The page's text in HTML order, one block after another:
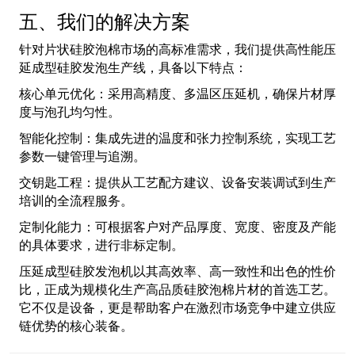
五、我们的解决方案
针对片状硅胶泡棉市场的高标准需求，我们提供高性能压
延成型硅胶发泡生产线，具备以下特点：
核心单元优化：采用高精度、多温区压延机，确保片材厚
度与泡孔均匀性。
智能化控制：集成先进的温度和张力控制系统，实现工艺
参数一键管理与追溯。
交钥匙工程：提供从工艺配方建议、设备安装调试到生产
培训的全流程服务。
定制化能力：可根据客户对产品厚度、宽度、密度及产能
的具体要求，进行非标定制。
压延成型硅胶发泡机以其高效率、高一致性和出色的性价
比，正成为规模化生产高品质硅胶泡棉片材的首选工艺。
它不仅是设备，更是帮助客户在激烈市场竞争中建立供应
链优势的核心装备。